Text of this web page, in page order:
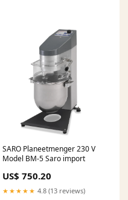
SARO Planeetmenger 230 V
Model BM-5 Saro import
US$ 750.20
★★★★★ 4.8 (13 reviews)